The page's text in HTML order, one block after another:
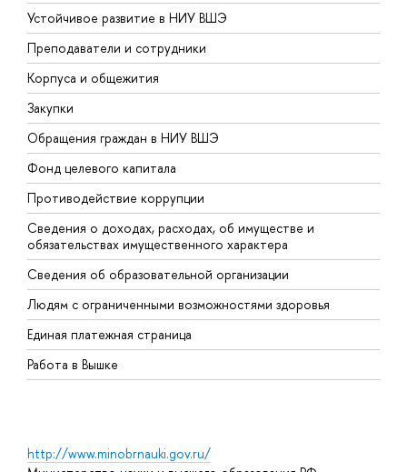
Устойчивое развитие в НИУ ВШЭ
Преподаватели и сотрудники
Корпуса и общежития
Закупки
Обращения граждан в НИУ ВШЭ
Фонд целевого капитала
Противодействие коррупции
Сведения о доходах, расходах, об имуществе и
обязательствах имущественного характера
Сведения об образовательной организации
Людям с ограниченными возможностями здоровья
Единая платежная страница
Работа в Вышке
http://www.minobrnauki.gov.ru/